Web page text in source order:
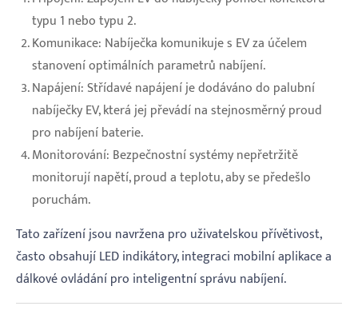
typu 1 nebo typu 2.
Komunikace: Nabíječka komunikuje s EV za účelem
stanovení optimálních parametrů nabíjení.
Napájení: Střídavé napájení je dodáváno do palubní
nabíječky EV, která jej převádí na stejnosměrný proud
pro nabíjení baterie.
Monitorování: Bezpečnostní systémy nepřetržitě
monitorují napětí, proud a teplotu, aby se předešlo
poruchám.
Tato zařízení jsou navržena pro uživatelskou přívětivost,
často obsahují LED indikátory, integraci mobilní aplikace a
dálkové ovládání pro inteligentní správu nabíjení.